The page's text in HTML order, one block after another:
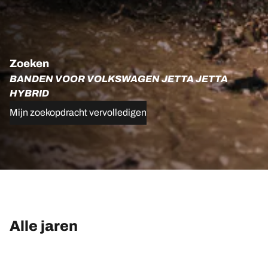
Zoeken
BANDEN VOOR VOLKSWAGEN JETTA JETTA
HYBRID
Mijn zoekopdracht vervolledigen
Alle jaren